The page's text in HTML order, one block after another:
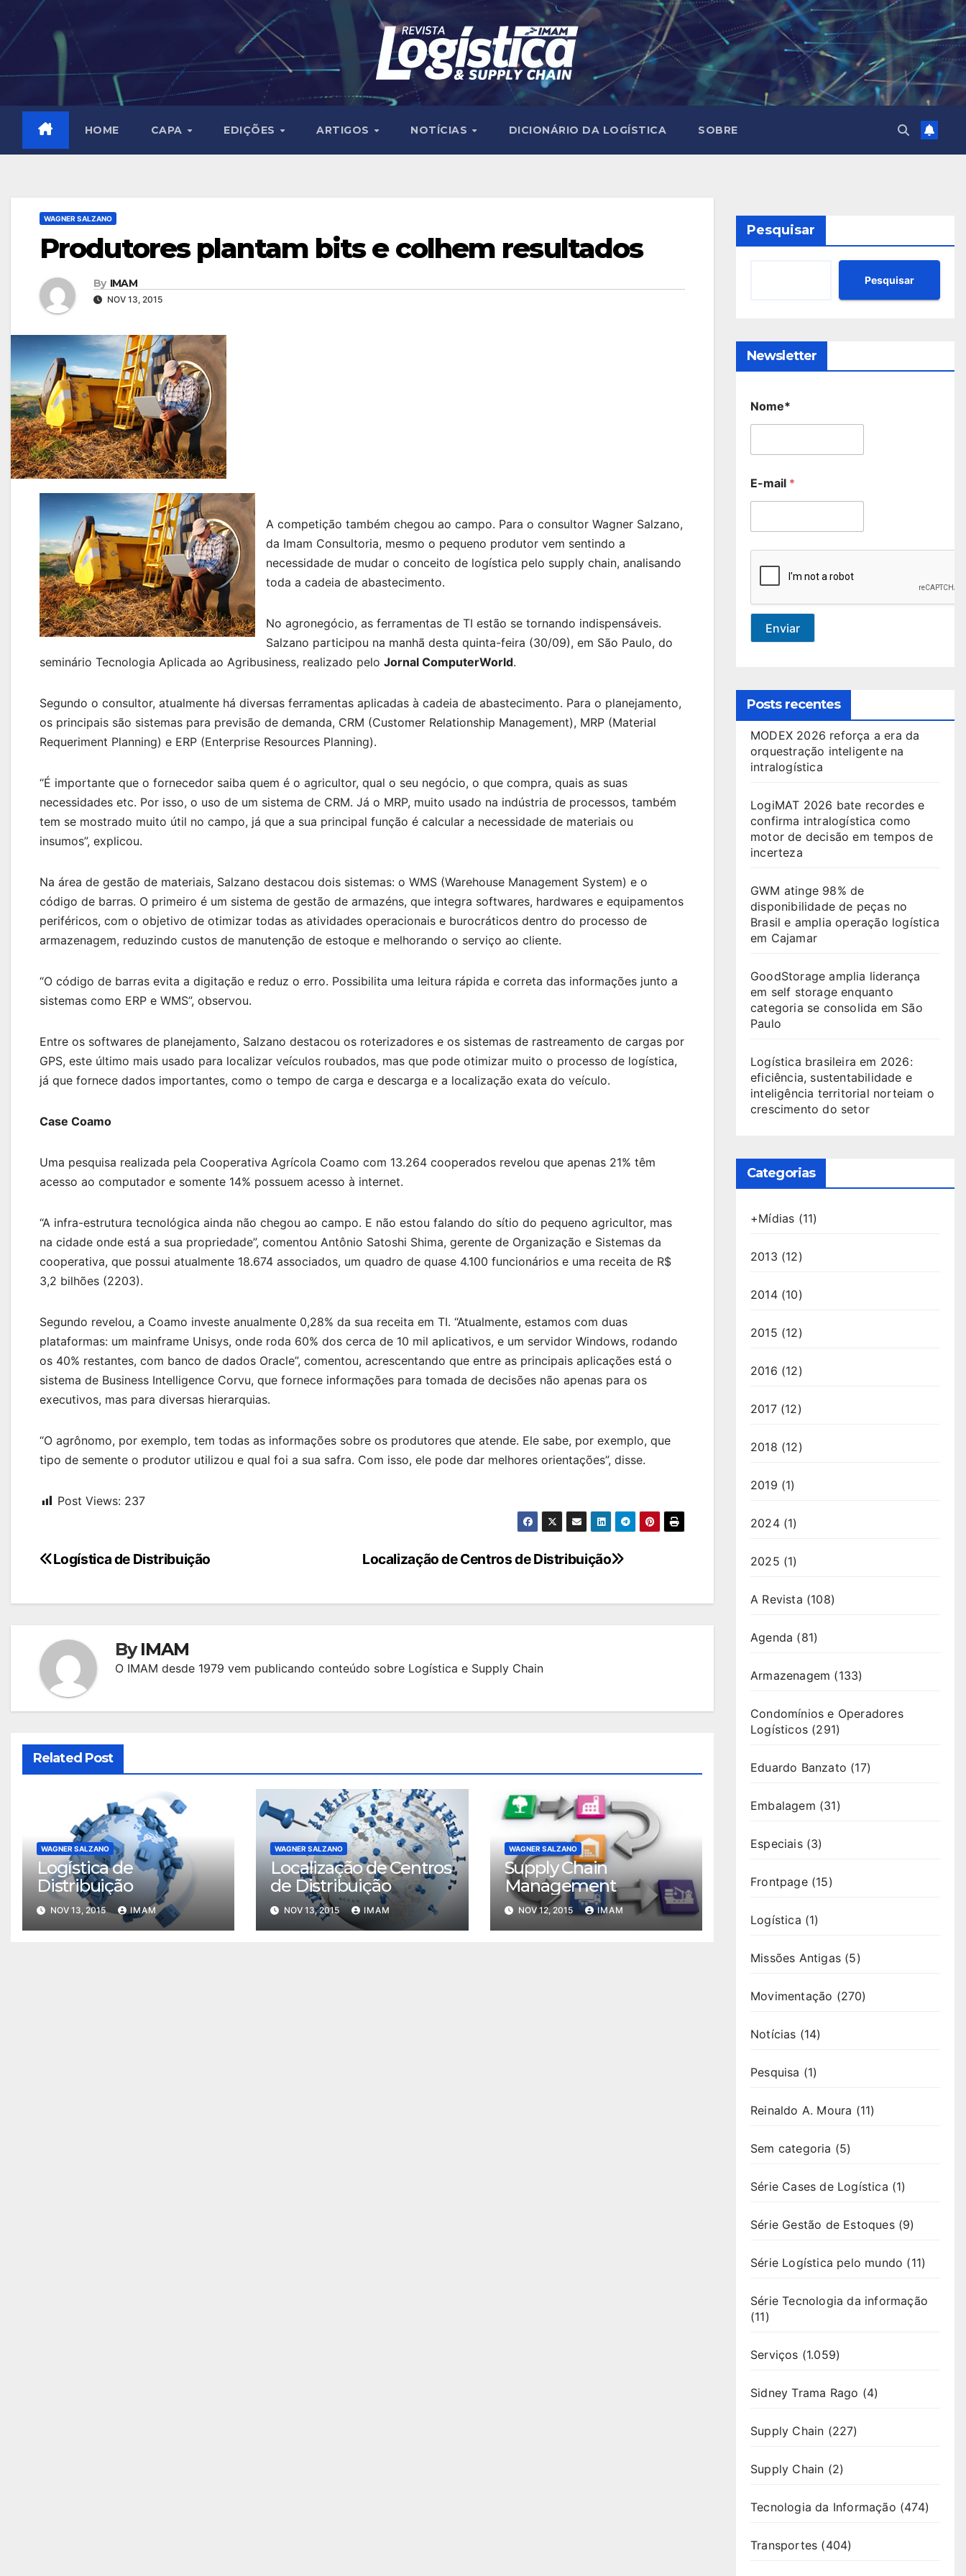
content
HOME CAPA EDIÇÕES ARTIGOS NOTÍCIAS DICIONÁRIO DA LOGÍSTICA SOBRE
WAGNER SALZANO
Produtores plantam bits e colhem resultados
By IMAM
NOV 13, 2015
A competição também chegou ao campo. Para o consultor Wagner Salzano,
da Imam Consultoria, mesmo o pequeno produtor vem sentindo a
necessidade de mudar o conceito de logística pelo supply chain, analisando
toda a cadeia de abastecimento.
No agronegócio, as ferramentas de TI estão se tornando indispensáveis.
Salzano participou na manhã desta quinta-feira (30/09), em São Paulo, do
seminário Tecnologia Aplicada ao Agribusiness, realizado pelo Jornal ComputerWorld.
Segundo o consultor, atualmente há diversas ferramentas aplicadas à cadeia de abastecimento. Para o planejamento,
os principais são sistemas para previsão de demanda, CRM (Customer Relationship Management), MRP (Material
Requeriment Planning) e ERP (Enterprise Resources Planning).
“É importante que o fornecedor saiba quem é o agricultor, qual o seu negócio, o que compra, quais as suas
necessidades etc. Por isso, o uso de um sistema de CRM. Já o MRP, muito usado na indústria de processos, também
tem se mostrado muito útil no campo, já que a sua principal função é calcular a necessidade de materiais ou
insumos”, explicou.
Na área de gestão de materiais, Salzano destacou dois sistemas: o WMS (Warehouse Management System) e o
código de barras. O primeiro é um sistema de gestão de armazéns, que integra softwares, hardwares e equipamentos
periféricos, com o objetivo de otimizar todas as atividades operacionais e burocráticos dentro do processo de
armazenagem, reduzindo custos de manutenção de estoque e melhorando o serviço ao cliente.
“O código de barras evita a digitação e reduz o erro. Possibilita uma leitura rápida e correta das informações junto a
sistemas como ERP e WMS”, observou.
Entre os softwares de planejamento, Salzano destacou os roterizadores e os sistemas de rastreamento de cargas por
GPS, este último mais usado para localizar veículos roubados, mas que pode otimizar muito o processo de logística,
já que fornece dados importantes, como o tempo de carga e descarga e a localização exata do veículo.
Case Coamo
Uma pesquisa realizada pela Cooperativa Agrícola Coamo com 13.264 cooperados revelou que apenas 21% têm
acesso ao computador e somente 14% possuem acesso à internet.
“A infra-estrutura tecnológica ainda não chegou ao campo. E não estou falando do sítio do pequeno agricultor, mas
na cidade onde está a sua propriedade”, comentou Antônio Satoshi Shima, gerente de Organização e Sistemas da
cooperativa, que possui atualmente 18.674 associados, um quadro de quase 4.100 funcionários e uma receita de R$
3,2 bilhões (2203).
Segundo revelou, a Coamo investe anualmente 0,28% da sua receita em TI. “Atualmente, estamos com duas
plataformas: um mainframe Unisys, onde roda 60% dos cerca de 10 mil aplicativos, e um servidor Windows, rodando
os 40% restantes, com banco de dados Oracle”, comentou, acrescentando que entre as principais aplicações está o
sistema de Business Intelligence Corvu, que fornece informações para tomada de decisões não apenas para os
executivos, mas para diversas hierarquias.
“O agrônomo, por exemplo, tem todas as informações sobre os produtores que atende. Ele sabe, por exemplo, que
tipo de semente o produtor utilizou e qual foi a sua safra. Com isso, ele pode dar melhores orientações”, disse.
Post Views: 237
Navegação
Localização de Centros de Distribuição
Logística de Distribuição
ByIMAM
O IMAM desde 1979 vem publicando conteúdo sobre Logística e Supply Chain
Related Post
WAGNER SALZANO
Logística de
Distribuição
NOV 13, 2015 IMAM
WAGNER SALZANO
Localização de Centros
de Distribuição
NOV 13, 2015 IMAM
WAGNER SALZANO
Supply Chain
Management
NOV 12, 2015 IMAM
Pesquisar
Pesquisar
Newsletter
Nome*
E-mail *
Enviar
Posts recentes
MODEX 2026 reforça a era da
orquestração inteligente na
intralogística
LogiMAT 2026 bate recordes e
confirma intralogística como
motor de decisão em tempos de
incerteza
GWM atinge 98% de
disponibilidade de peças no
Brasil e amplia operação logística
em Cajamar
GoodStorage amplia liderança
em self storage enquanto
categoria se consolida em São
Paulo
Logística brasileira em 2026:
eficiência, sustentabilidade e
inteligência territorial norteiam o
crescimento do setor
Categorias
+Mídias (11)
2013 (12)
2014(10)
2015 (12)
2016 (12)
2017(12)
2018 (12)
2019 (1)
2024(1)
2025 (1)
A Revista (108)
Agenda (81)
Armazenagem (133)
Condomínios e Operadores
Logísticos (291)
Eduardo Banzato (17)
Embalagem (31)
Especiais(3)
Frontpage(15)
Logística (1)
Missões Antigas (5)
Movimentação (270)
Notícias (14)
Pesquisa (1)
Reinaldo A. Moura (11)
Sem categoria (5)
Série Cases de Logística (1)
Série Gestão de Estoques(9)
Série Logística pelo mundo (11)
Série Tecnologia da informação
(11)
Serviços (1.059)
Sidney Trama Rago (4)
Supply Chain (227)
Supply Chain (2)
Tecnologia da Informação (474)
Transportes (404)